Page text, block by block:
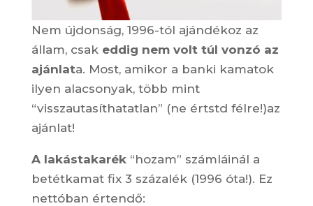
Nem újdonság, 1996-tól ajándékoz az
állam, csak eddig nem volt túl vonzó az
ajánlata. Most, amikor a banki kamatok
ilyen alacsonyak, több mint
“visszautasíthatatlan” (ne értstd félre!)az
ajánlat!
A lakástakarék“hozam” számláinál a
betétkamat fix 3 százalék (1996 óta!). Ez
nettóban értendő: